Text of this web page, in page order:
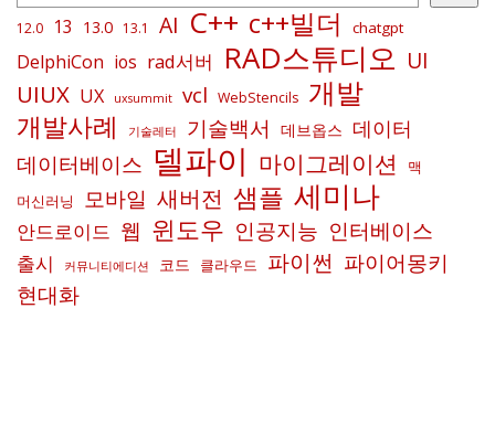
12.0 13 13.0 13.1 AI C++ c++빌더 chatgpt
DelphiCon ios rad서버 RAD스튜디오 UI
UIUX UX uxsummit vcl WebStencils 개발
개발사례 기술레터 기술백서 데브옵스 데이터
데이터베이스 델파이 마이그레이션
맥
머신러닝
모바일 새버전 샘플 세미나
안드로이드 웹 윈도우 인공지능 인터베이스
출시 커뮤니티에디션 코드 클라우드 파이썬 파이어몽키
현대화